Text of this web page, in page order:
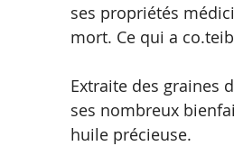
ses propriétés
mort. Ce qui a
Extraite des graines
ses nombreux
huile précieuse.